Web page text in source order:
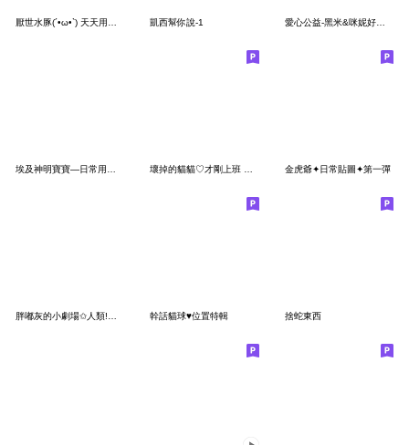
凱西幫你說-1 愛心公益-黑米&咪妮好愛你
金虎爺✦日常貼圖✦第一彈
胖嘟灰的小劇場✩人類!看看我 幹話貓球♥位置特輯 捨蛇東西